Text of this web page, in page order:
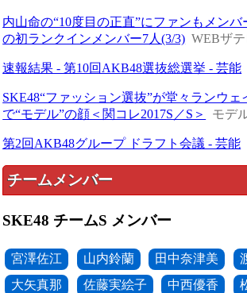
内山命の“10度目の正直”にファンもメンバ
の初ランクインメンバー7人(3/3) WEBザ
速報結果 - 第10回AKB48選抜総選挙 - 芸能
SKE48“ファッション選抜”が堂々ランウ
で“モデル”の顔＜関コレ2017S／S＞
モデ
第2回AKB48グループ ドラフト会議 - 芸能
チームメンバー
SKE48 チームS メンバー
宮澤佐江 山内鈴蘭 田中奈津美
大矢真那
佐藤実絵子 中西優香